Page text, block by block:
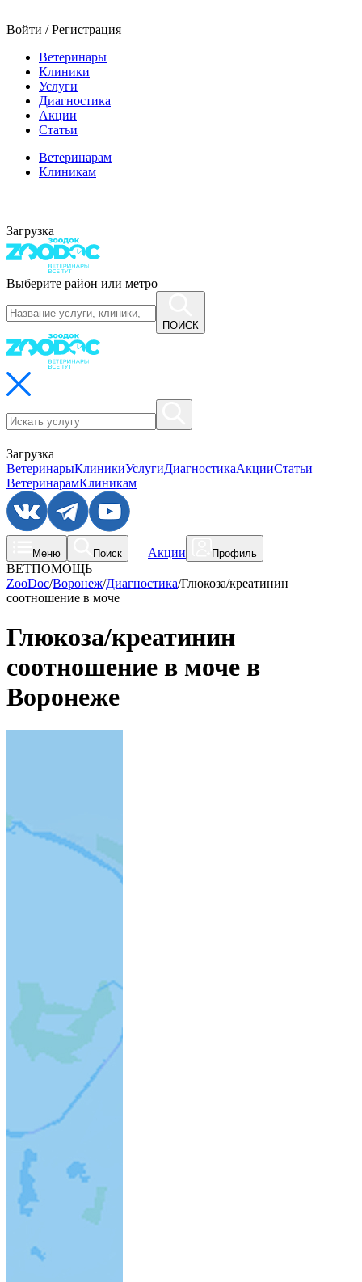
Войти / Регистрация
Ветеринары
Клиники
Услуги
Диагностика
Акции
Статьи
Ветеринарам
Клиникам
Загрузка
Выберите район или метро
ПОИСК
Загрузка
ВетеринарыКлиникиУслугиДиагностикаАкцииСтатьи
ВетеринарамКлиникам
Меню Поиск Акции Профиль
ВЕТПОМОЩЬ
ZooDoc/Воронеж/Диагностика/Глюкоза/креатинин
соотношение в моче
Глюкоза/креатинин
соотношение в моче в
Воронеже